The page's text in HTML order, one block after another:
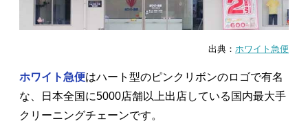
出典： ホワイト急便
ホワイト急便はハート型のピンクリボンのロゴで有名
な、日本全国に5000店舗以上出店している国内最大手
クリーニングチェーンです。